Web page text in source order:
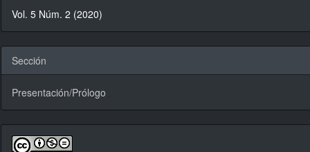
artículo
Vol. 5 Núm. 2 (2020)
Sección
Presentación/Prólogo